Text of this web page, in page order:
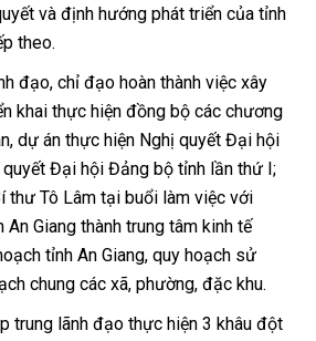
và định hướng phát triển của tỉnh
theo.
đạo, chỉ đạo hoàn thành việc xây
khai thực hiện đồng bộ các chương
dự án thực hiện Nghị quyết Đại hội
Đại hội Đảng bộ tỉnh lần thứ I;
thư Tô Lâm tại buổi làm việc với
An Giang thành trung tâm kinh tế
tỉnh An Giang, quy hoạch sử
chung các xã, phường, đặc khu.
trung lãnh đạo thực hiện 3 khâu đột